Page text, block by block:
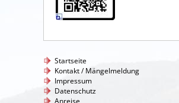
Startseite
Kontakt / Mängelmeldung
Impressum
Datenschutz
Anreise